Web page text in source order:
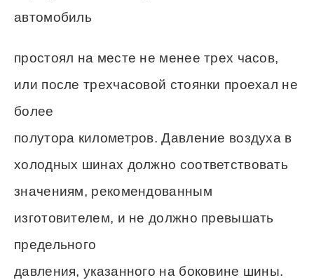
автомобиль
простоял на месте не менее трех часов,
или после трехчасовой стоянки проехал не
более
полутора километров. Давление воздуха в
холодных шинах должно соответствовать
значениям, рекомендованным
изготовителем, и не должно превышать
предельного
давления, указанного на боковине шины.